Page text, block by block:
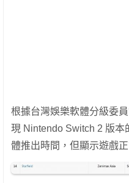
根據台灣娛樂軟體分級委
現 Nintendo Switch 2 版本
體推出時間，但顯示遊戲